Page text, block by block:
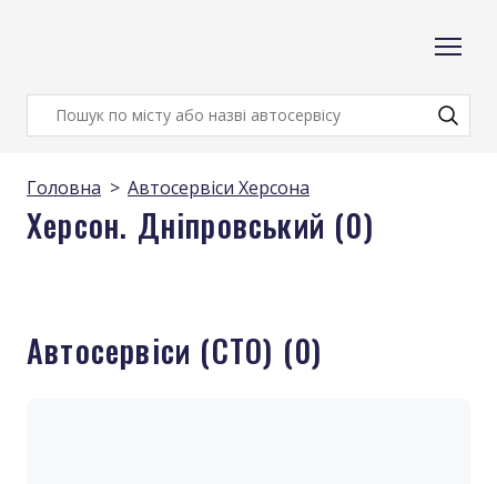
Головна Автосервіси Херсона
Херсон. Дніпровський (0)
Автосервіси (СТО) (0)